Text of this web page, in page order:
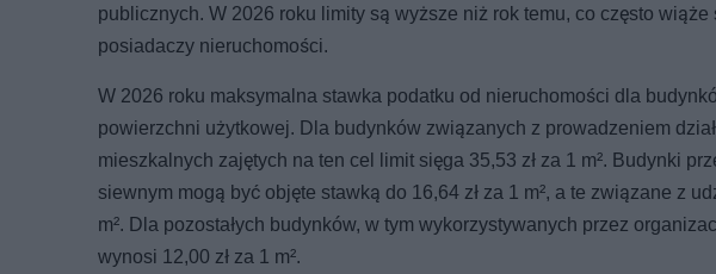
publicznych. W 2026 roku limity są wyższe niż rok temu, co często
posiadaczy nieruchomości.
W 2026 roku maksymalna stawka podatku od nieruchomości dla
powierzchni użytkowej. Dla budynków związanych z prowadzeniem
mieszkalnych zajętych na ten cel limit sięga 35,53 zł za 1 m². Budynki
siewnym mogą być objęte stawką do 16,64 zł za 1 m², a te związane z
m². Dla pozostałych budynków, w tym wykorzystywanych przez
wynosi 12,00 zł za 1 m².